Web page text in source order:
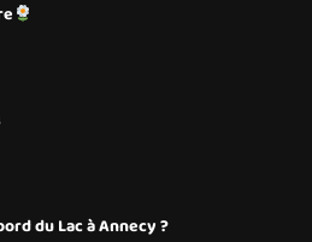
du Lac à Annecy ?